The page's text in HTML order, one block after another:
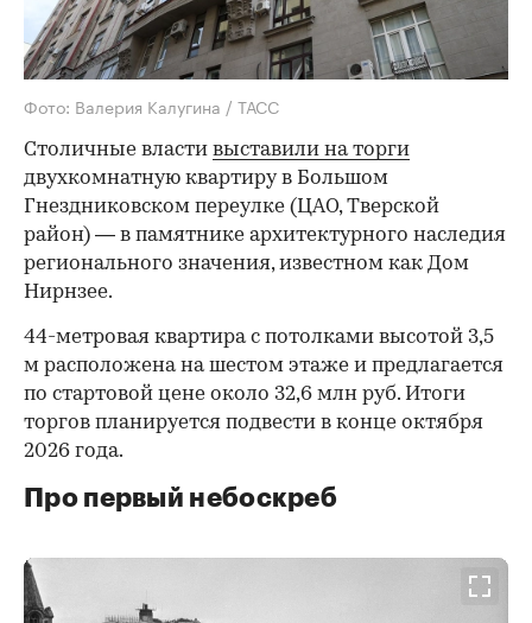
Фото: Валерия Калугина / ТАСС
Столичные власти выставили на торги
двухкомнатную квартиру в Большом
Гнездниковском переулке (ЦАО, Тверской
район) — в памятнике архитектурного наследия
регионального значения, известном как Дом
Нирнзее.
44-метровая квартира с потолками высотой 3,5
м расположена на шестом этаже и предлагается
по стартовой цене около 32,6 млн руб. Итоги
торгов планируется подвести в конце октября
2026 года.
Про первый небоскреб